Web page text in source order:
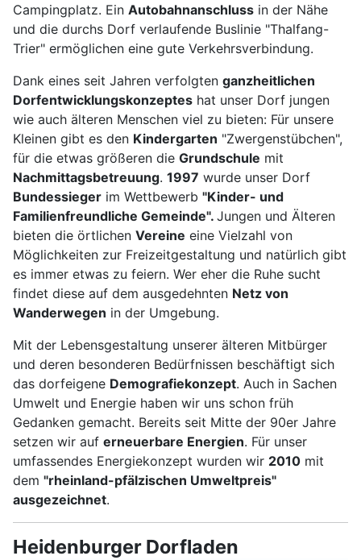
Campingplatz. Ein Autobahnanschluss in der Nähe
und die durchs Dorf verlaufende Buslinie "Thalfang-
Trier" ermöglichen eine gute Verkehrsverbindung.
Dank eines seit Jahren verfolgten ganzheitlichen
Dorfentwicklungskonzeptes hat unser Dorf jungen
wie auch älteren Menschen viel zu bieten: Für unsere
Kleinen gibt es den Kindergarten "Zwergenstübchen",
für die etwas größeren die Grundschule mit
Nachmittagsbetreuung. 1997 wurde unser Dorf
Bundessieger im Wettbewerb "Kinder- und
Familienfreundliche Gemeinde". Jungen und Älteren
bieten die örtlichen Vereine eine Vielzahl von
Möglichkeiten zur Freizeitgestaltung und natürlich gibt
es immer etwas zu feiern. Wer eher die Ruhe sucht
findet diese auf dem ausgedehnten Netz von
Wanderwegen in der Umgebung.
Mit der Lebensgestaltung unserer älteren Mitbürger
und deren besonderen Bedürfnissen beschäftigt sich
das dorfeigene Demografiekonzept. Auch in Sachen
Umwelt und Energie haben wir uns schon früh
Gedanken gemacht. Bereits seit Mitte der 90er Jahre
setzen wir auf erneuerbare Energien. Für unser
umfassendes Energiekonzept wurden wir 2010 mit
dem "rheinland-pfälzischen Umweltpreis"
ausgezeichnet.
Heidenburger Dorfladen